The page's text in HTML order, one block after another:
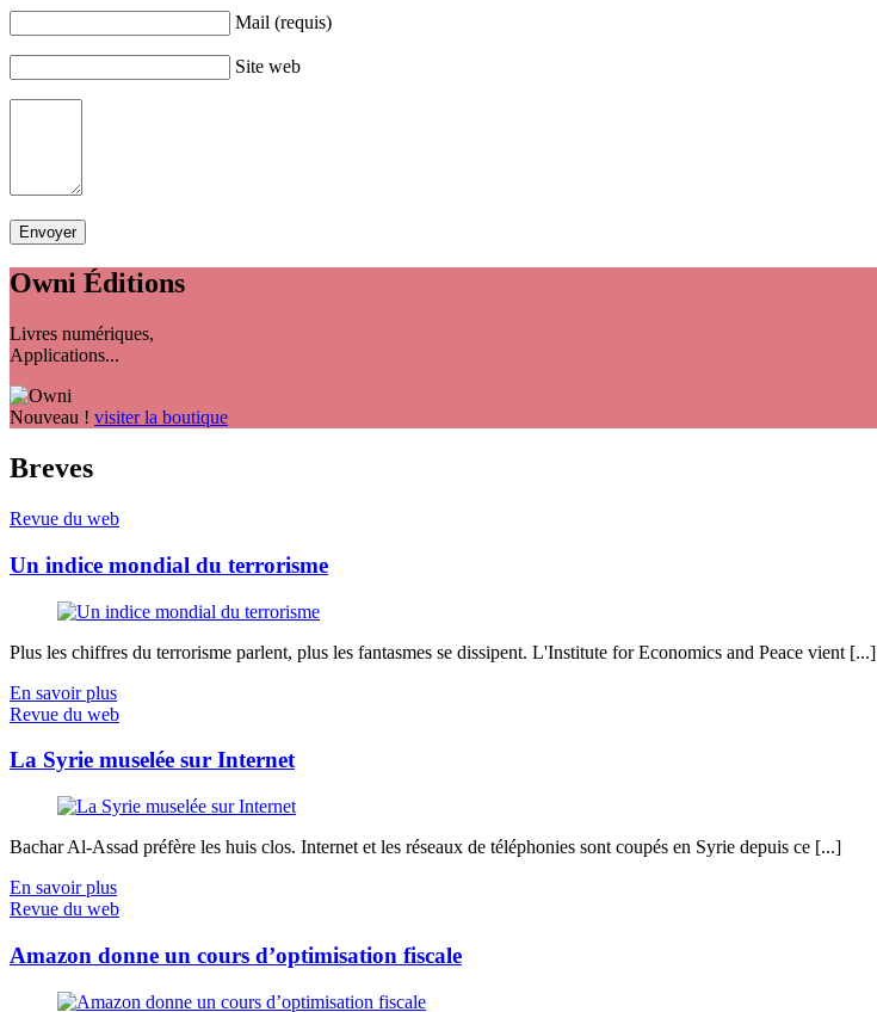
Mail (requis)
Site web
Owni Éditions
Livres numériques,
Applications...
Nouveau ! visiter la boutique
Breves
Revue du web
Un indice mondial du terrorisme
Plus les chiffres du terrorisme parlent, plus les fantasmes se dissipent. L'Institute for Economics and Peace vient [...]
En savoir plus
Revue du web
La Syrie muselée sur Internet
Bachar Al-Assad préfère les huis clos. Internet et les réseaux de téléphonies sont coupés en Syrie depuis ce [...]
En savoir plus
Revue du web
Amazon donne un cours d’optimisation fiscale